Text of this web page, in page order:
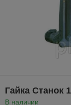
Гайка Станок
В наличии